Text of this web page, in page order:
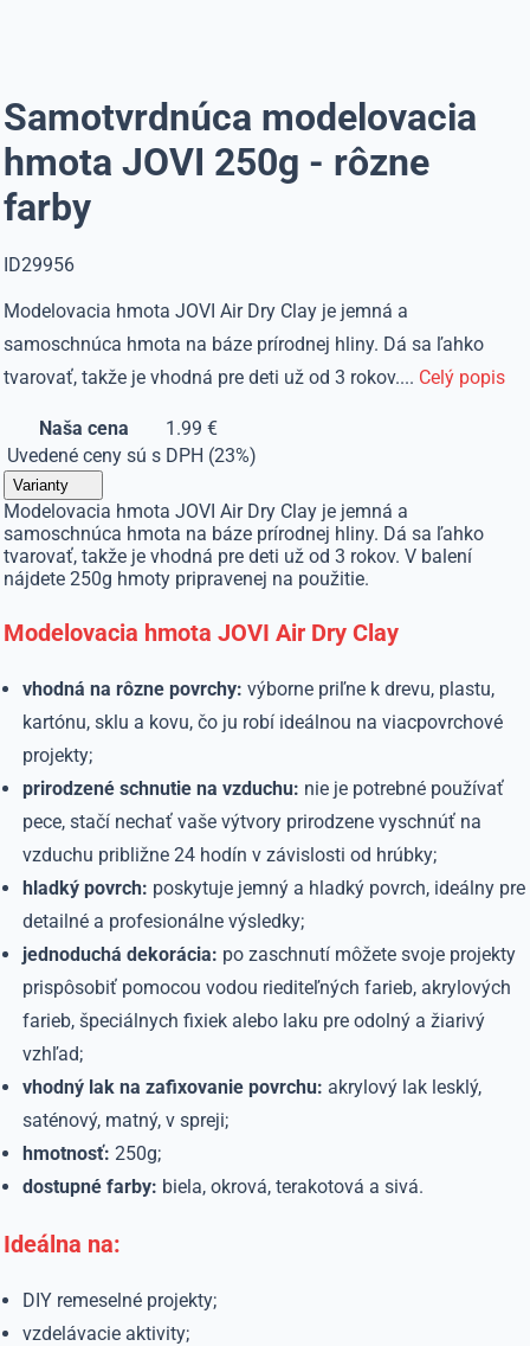
Samotvrdnúca modelovacia
hmota JOVI 250g - rôzne
farby
ID29956
Modelovacia hmota JOVI Air Dry Clay je jemná a
samoschnúca hmota na báze prírodnej hliny. Dá sa ľahko
tvarovať, takže je vhodná pre deti už od 3 rokov.... Celý popis
Naša cena
1.99 €
Uvedené ceny sú s DPH (23%)
Varianty
Modelovacia hmota JOVI Air Dry Clay je jemná a
samoschnúca hmota na báze prírodnej hliny. Dá sa ľahko
tvarovať, takže je vhodná pre deti už od 3 rokov. V balení
nájdete 250g hmoty pripravenej na použitie.
Modelovacia hmota JOVI Air Dry Clay
vhodná na rôzne povrchy: výborne priľne k drevu, plastu,
kartónu, sklu a kovu, čo ju robí ideálnou na viacpovrchové
projekty;
prirodzené schnutie na vzduchu: nie je potrebné používať
pece, stačí nechať vaše výtvory prirodzene vyschnúť na
vzduchu približne 24 hodín v závislosti od hrúbky;
hladký povrch: poskytuje jemný a hladký povrch, ideálny pre
detailné a profesionálne výsledky;
jednoduchá dekorácia: po zaschnutí môžete svoje projekty
prispôsobiť pomocou vodou riediteľných farieb, akrylových
farieb, špeciálnych fixiek alebo laku pre odolný a žiarivý
vzhľad;
vhodný lak na zafixovanie povrchu: akrylový lak lesklý,
saténový, matný, v spreji;
hmotnosť: 250g;
dostupné farby: biela, okrová, terakotová a sivá.
Ideálna na:
DIY remeselné projekty;
vzdelávacie aktivity;